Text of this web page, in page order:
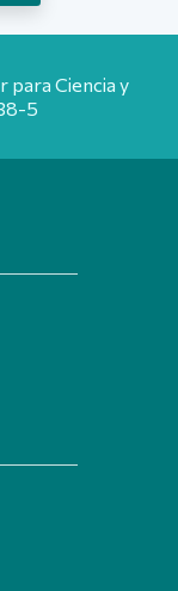
para Ciencia y
5